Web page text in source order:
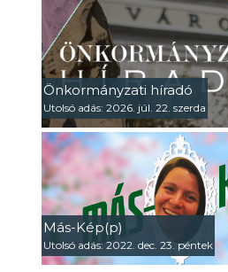
Önkormányzati híradó
Utolsó adás: 2026. júl. 22. szerda
Más-Kép(p)
Utolsó adás: 2022. dec. 23. péntek